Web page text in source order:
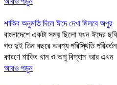
শাকিব অনুমতি দিলে ঈদে দেখা মিলবে অপুর
বাংলাদেশে একটা সময় ছিলো যখন ঈদের
গত দুই তিন বছরে অবশ্য পরিস্থিতি
কারণে শাকিব খান ও অপু বিশ্বাস আর এখন
আরও পড়ুন